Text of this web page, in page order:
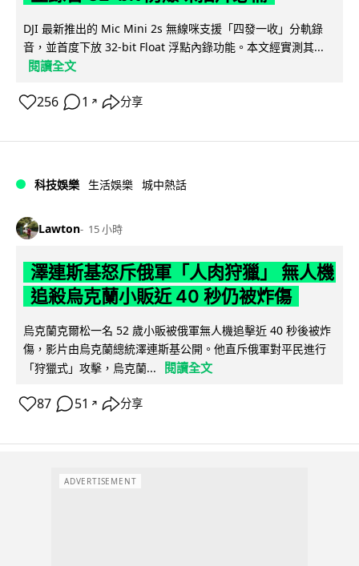
DJI 最新推出的 Mic Mini 2s 無線咪支援「四發一收」分軌錄
音，並首度下放 32-bit Float 浮點內錄功能。本文經實測其...
閱讀全文
256 1 ↗ 分享
科技娛樂 生活娛樂 城中熱話
Lawton 15 小時
澤連斯基怒斥俄軍「人肉狩獵」 無人機
追殺烏克蘭小販近 40 秒仍被炸傷
烏克蘭克爾松一名 52 歲小販被俄軍無人機追擊近 40 秒後被炸
傷，影片由烏克蘭總統澤連斯基公開。他直斥俄軍對平民進行
「狩獵式」攻擊，烏克蘭...
閱讀全文
87 51 ↗ 分享
ADVERTISEMENT